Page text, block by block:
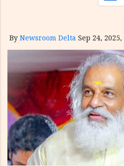
By Newsroom Delta Sep 24, 2025,